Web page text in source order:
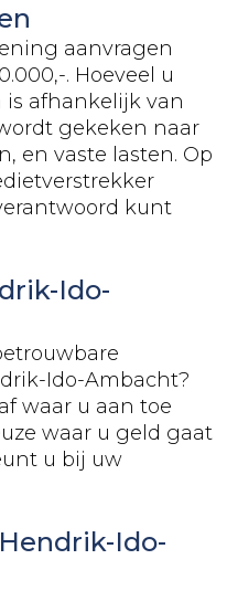
aanvragen
. Hoeveel u
afhankelijk van
gekeken naar
en vaste lasten. Op
kunt
Ido-
Ido-Ambacht?
waar u aan toe
waar u geld gaat
u bij uw
Ido-